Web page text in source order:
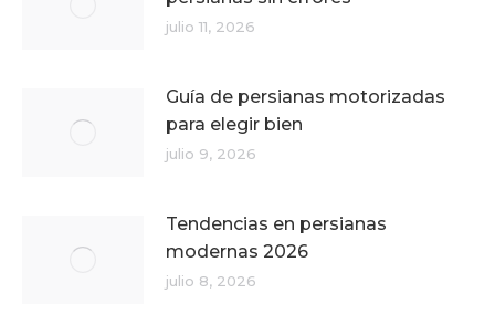
julio 11, 2026
Guía de persianas motorizadas
para elegir bien
julio 9, 2026
Tendencias en persianas
modernas 2026
julio 8, 2026